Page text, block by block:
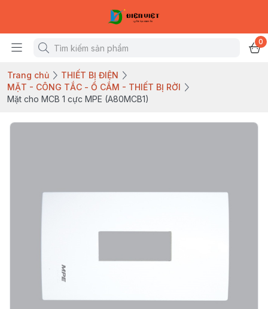
0
Trang chủ
THIẾT BỊ ĐIỆN
MẶT - CÔNG TẮC - Ổ CẮM - THIẾT BỊ RỜI
Mặt cho MCB 1 cực MPE (A80MCB1)